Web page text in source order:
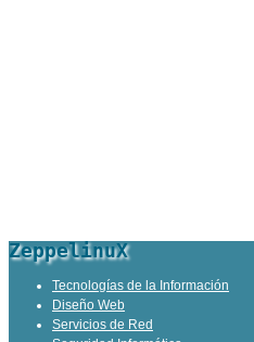
ZeppelinuX
Tecnologías de la Información
Diseño Web
Servicios de Red